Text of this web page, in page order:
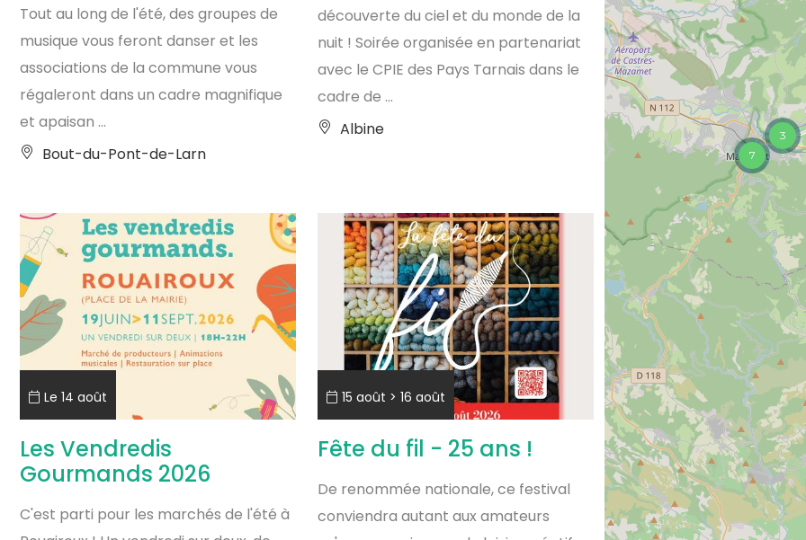
Tout au long de l'été, des groupes de
musique vous feront danser et les
associations de la commune vous
régaleront dans un cadre magnifique
et apaisan ...
Bout-du-Pont-de-Larn
découverte du ciel et du monde de la
nuit ! Soirée organisée en partenariat
avec le CPIE des Pays Tarnais dans le
cadre de ...
Albine
Le 14 août
Les Vendredis
Gourmands 2026
C'est parti pour les marchés de l'été à
15 août > 16 août
Fête du fil - 25 ans !
De renommée nationale, ce festival
conviendra autant aux amateurs
7
3